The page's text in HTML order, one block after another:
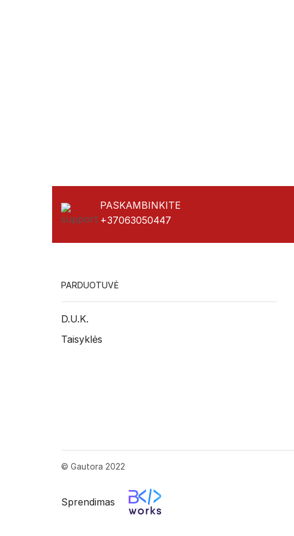
PASKAMBINKITE
+37063050447
PARDUOTUVĖ
D.U.K.
Taisyklės
© Gautora 2022
Sprendimas